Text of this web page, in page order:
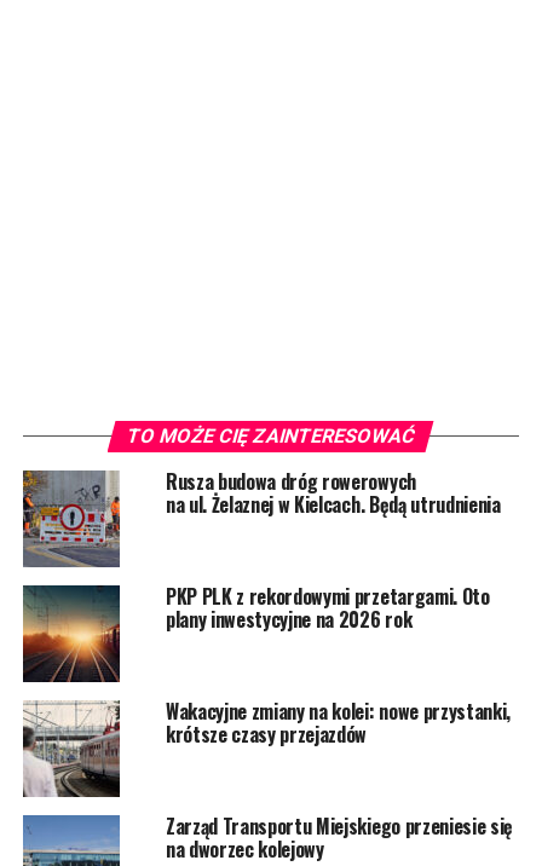
TO MOŻE CIĘ ZAINTERESOWAĆ
Rusza budowa dróg rowerowych
na ul. Żelaznej w Kielcach. Będą utrudnienia
PKP PLK z rekordowymi przetargami. Oto
plany inwestycyjne na 2026 rok
Wakacyjne zmiany na kolei: nowe przystanki,
krótsze czasy przejazdów
Zarząd Transportu Miejskiego przeniesie się
na dworzec kolejowy